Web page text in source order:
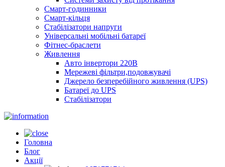
Смарт-годинники
Смарт-кільця
Стабілізатори напруги
Універсальні мобільні батареї
Фітнес-браслети
Живлення
Авто інвертори 220В
Мережеві фільтри,подовжувачі
Джерело безперебійного живлення (UPS)
Батареї до UPS
Стабілізатори
Головна
Блог
Акції